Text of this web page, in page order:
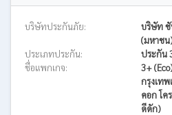
บริษัทประกันภัย:
บริษัท
(มหาชน
ประเภทประกัน:
ประกัน
ชื่อแพกเกจ:
3+
กรุงเท
คอก โค
ดีดัก)